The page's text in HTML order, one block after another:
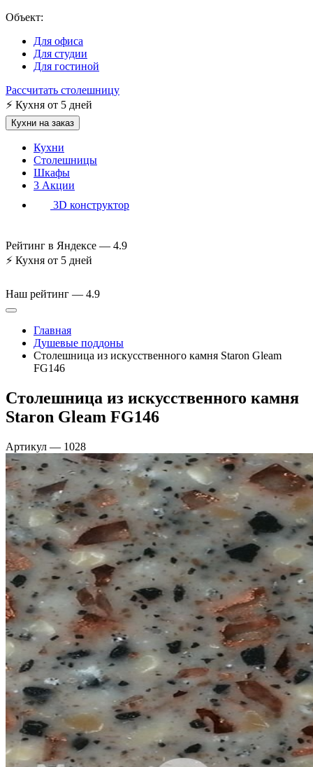
Объект:
Для офиса
Для студии
Для гостиной
Рассчитать столешницу
⚡ Кухня от 5 дней
Кухни на заказ
Кухни
Столешницы
Шкафы
3 Акции
3D конструктор
Рейтинг в Яндексе — 4.9
⚡ Кухня от 5 дней
Наш рейтинг — 4.9
Главная
Душевые поддоны
Столешница из искусственного камня Staron Gleam
FG146
Столешница из искусственного камня
Staron Gleam FG146
Артикул — 1028